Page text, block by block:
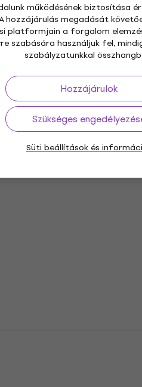
működésének biztosítása
hozzájárulás megadását
platformjain a forgalom
szabására használjuk fel,
szabályzatunkkal
Hozzájárulok
Szükséges
Süti beállítások és
Hi-Fi Rendszerek Hi-Fi CD